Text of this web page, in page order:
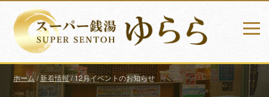
ホーム /新着情報/12月イベントのお知らせ